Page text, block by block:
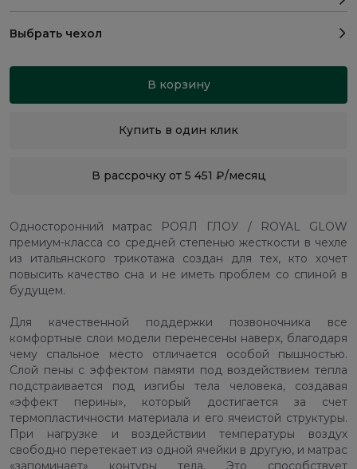
Выбрать чехол
В корзину
Купить в один клик
В рассрочку от 5 451 ₽/месяц
Односторонний матрас РОЯЛ ГЛОУ / ROYAL GLOW
премиум-класса со средней степенью жесткости в чехле
из итальянского трикотажа создан для тех, кто хочет
повысить качество сна и не иметь проблем со спиной в
будущем.
Для качественной поддержки позвоночника все
комфортные слои модели перенесены наверх, благодаря
чему спальное место отличается особой пышностью.
Слой пены с эффектом памяти под воздействием тепла
подстраивается под изгибы тела человека, создавая
«эффект перины», который достигается за счет
термопластичности материала и его ячеистой структуры.
При нагрузке и воздействии температуры воздух
свободно перетекает из одной ячейки в другую, и матрас
«запоминает» контуры тела. Это способствует